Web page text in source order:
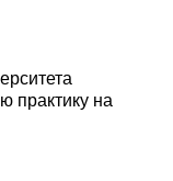
практику на